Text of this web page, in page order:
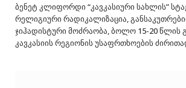
ბენეტ კლიფორდი “კავკასიური სახლის”
რელიგიური რადიკალიზაცია,
ჯიჰადისტური მოძრაობა, ბოლო 15-20 წლის
კავკასიის რეგიონის უსაფრთხოების